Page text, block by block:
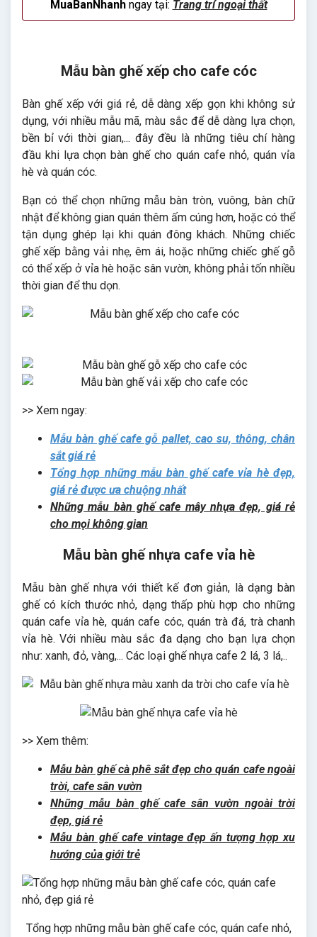
MuaBanNhanhngay tại: Trang trí ngoại thất
Mẫu bàn ghế xếp cho cafe cóc
Bàn ghế xếp với giá rẻ, dễ dàng xếp gọn khi không sử
dụng, với nhiều mẫu mã, màu sắc để dễ dàng lựa chọn,
bền bỉ với thời gian,... đây đều là những tiêu chí hàng
đầu khi lựa chọn bàn ghế cho quán cafe nhỏ, quán vỉa
hè và quán cóc.
Bạn có thể chọn những mẫu bàn tròn, vuông, bàn chữ
nhật để không gian quán thêm ấm cúng hơn, hoặc có thể
tận dụng ghép lại khi quán đông khách. Những chiếc
ghế xếp bằng vải nhẹ, êm ái, hoặc những chiếc ghế gỗ
có thể xếp ở vỉa hè hoặc sân vườn, không phải tốn nhiều
thời gian để thu dọn.
>> Xem ngay:
Mẫu bàn ghế cafe gỗ pallet, cao su, thông, chân
sắt giá rẻ
Tổng hợp những mẫu bàn ghế cafe vỉa hè đẹp,
giá rẻ được ưa chuộng nhất
Những mẫu bàn ghế cafe mây nhựa đẹp, giá rẻ
cho mọi không gian
Mẫu bàn ghế nhựa cafe vỉa hè
Mẫu bàn ghế nhựa với thiết kế đơn giản, là dạng bàn
ghế có kích thước nhỏ, dạng thấp phù hợp cho những
quán cafe vỉa hè, quán cafe cóc, quán trà đá, trà chanh
vỉa hè. Với nhiều màu sắc đa dạng cho bạn lựa chọn
như: xanh, đỏ, vàng,... Các loại ghế nhựa cafe 2 lá, 3 lá,..
>> Xem thêm:
Mẫu bàn ghế cà phê sắt đẹp cho quán cafe ngoài
trời, cafe sân vườn
Những mẫu bàn ghế cafe sân vườn ngoài trời
đẹp, giá rẻ
Mẫu bàn ghế cafe vintage đẹp ấn tượng hợp xu
hướng của giới trẻ
Tổng hợp những mẫu bàn ghế cafe cóc, quán cafe nhỏ,